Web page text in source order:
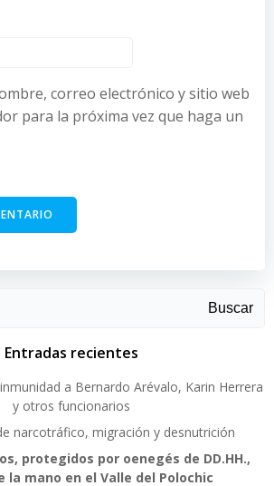
correo electrónico y sitio web
para la próxima vez que haga un
Buscar
Entradas recientes
a Bernardo Arévalo, Karin Herrera
y otros funcionarios
narcotráfico, migración y desnutrición
protegidos por oenegés de DD.HH.,
la mano en el Valle del Polochic